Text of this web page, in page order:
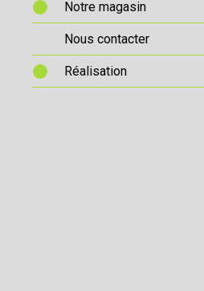
Notre magasin
Nous contacter
Réalisation